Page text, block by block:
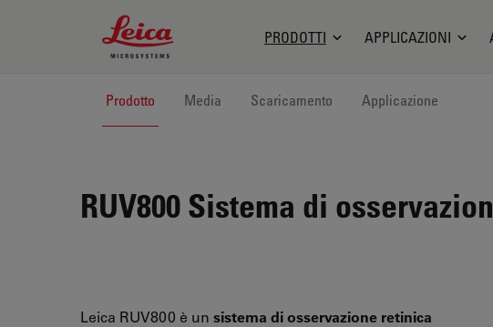
Leica Microsystems Logo
PRODOTTI APPLICAZIONI
Prodotto Media Scaricamento Applicazione
RUV800 Sistema di
Leica RUV800 è un sistema di osservazione retinica